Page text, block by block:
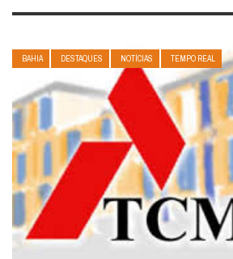
BAHIA DESTAQUES NOTÍCIAS TEMPO REAL